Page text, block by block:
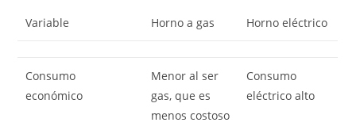
Variable Horno a gas Horno eléctrico
Consumo
económico
Menor al ser
gas, que es
menos costoso
Consumo
eléctrico alto